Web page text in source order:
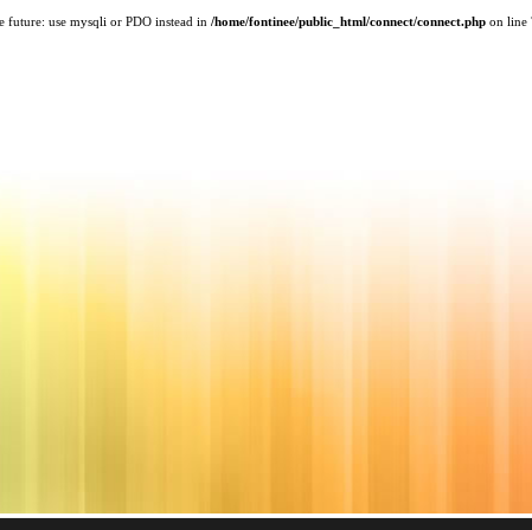
future: use mysqli or PDO instead in /home/fontinee/public_html/connect/connect.php on line